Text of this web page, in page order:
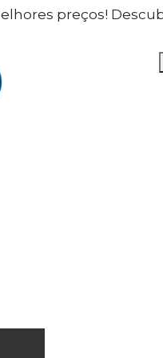
para lhe
de navegação e
site não funcionará
eles
preços!